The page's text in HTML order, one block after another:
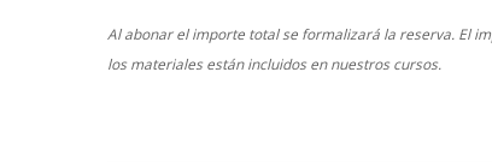
Al abonar el importe total se formalizará la reserva. El
los materiales están incluidos en nuestros cursos.